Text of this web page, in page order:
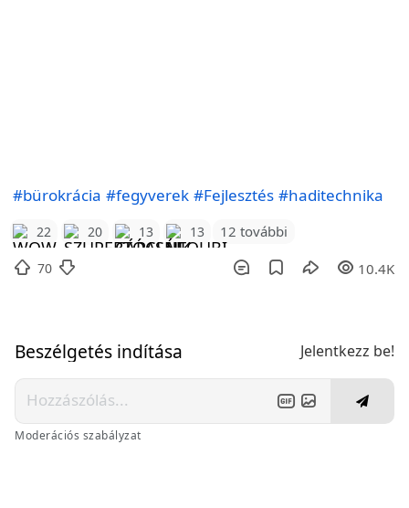
#bürokrácia #fegyverek #Fejlesztés #haditechnika
22 20 13 13 12 további
70 10.4K
Beszélgetés indítása Jelentkezz be!
Moderációs szabályzat